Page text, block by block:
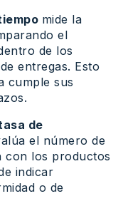
mide la
el
de los
entregas. Esto
cumple sus
de
el número de
con los productos
indicar
o de